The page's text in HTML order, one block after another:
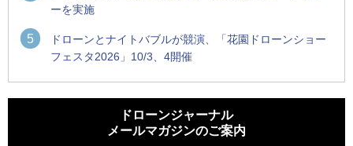
ーを実施
5
ドローンとナイトバブルが競演、「花園ドローンショー
フェスタ2026」10/3、4開催
ーンが採択、国産機で量産調達を目指す
飛んだドローン、飛ばなかったドローン
ン」とドローンショーによる新演出を実施
防衛装備庁「迎撃ドローン早期取得プログラム」にテラドロ
ドローンジャーナル
メールマガジンのご案内